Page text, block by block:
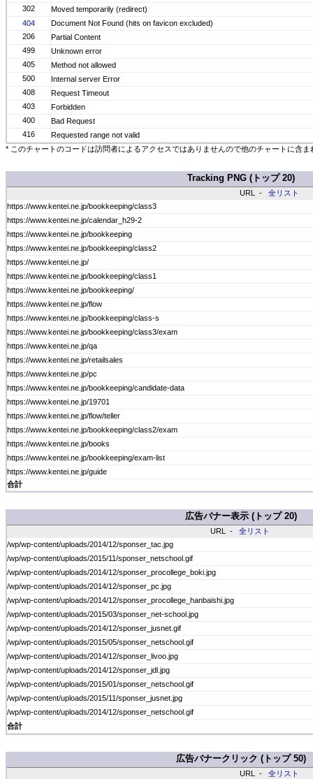
302
Moved temporarily (redirect)
404
Document Not Found (hits on favicon excluded)
206
Partial Content
499
Unknown error
405
Method not allowed
500
Internal server Error
408
Request Timeout
403
Forbidden
400
Bad Request
416
Requested range not valid
* このチャートのコードは訪問者によるアクセスではありませんので他のチャートに含ま
Tracking PNG (トップ 20)
URL - 全リスト
https://www.kentei.ne.jp/bookkeeping/class3
https://www.kentei.ne.jp/calendar_h29-2
https://www.kentei.ne.jp/bookkeeping
https://www.kentei.ne.jp/bookkeeping/class2
https://www.kentei.ne.jp/
https://www.kentei.ne.jp/bookkeeping/class1
https://www.kentei.ne.jp/bookkeeping/
https://www.kentei.ne.jp/flow
https://www.kentei.ne.jp/bookkeeping/class-s
https://www.kentei.ne.jp/bookkeeping/class3/exam
https://www.kentei.ne.jp/qa
https://www.kentei.ne.jp/retailsales
https://www.kentei.ne.jp/pc
https://www.kentei.ne.jp/bookkeeping/candidate-data
https://www.kentei.ne.jp/19701
https://www.kentei.ne.jp/flow/teller
https://www.kentei.ne.jp/bookkeeping/class2/exam
https://www.kentei.ne.jp/books
https://www.kentei.ne.jp/bookkeeping/exam-list
https://www.kentei.ne.jp/guide
合計
広告バナー表示 (トップ 20)
URL - 全リスト
/wp/wp-content/uploads/2014/12/sponser_tac.jpg
/wp/wp-content/uploads/2015/11/sponser_netschool.gif
/wp/wp-content/uploads/2014/12/sponser_procollege_boki.jpg
/wp/wp-content/uploads/2014/12/sponser_pc.jpg
/wp/wp-content/uploads/2014/12/sponser_procollege_hanbaishi.jpg
/wp/wp-content/uploads/2015/03/sponser_net-school.jpg
/wp/wp-content/uploads/2014/12/sponser_jusnet.gif
/wp/wp-content/uploads/2015/05/sponser_netschool.gif
/wp/wp-content/uploads/2014/12/sponser_livoo.jpg
/wp/wp-content/uploads/2014/12/sponser_jdl.jpg
/wp/wp-content/uploads/2015/01/sponser_netschool.gif
/wp/wp-content/uploads/2015/11/sponser_jusnet.jpg
/wp/wp-content/uploads/2014/12/sponser_netschool.gif
合計
広告バナークリック (トップ 50)
URL - 全リスト